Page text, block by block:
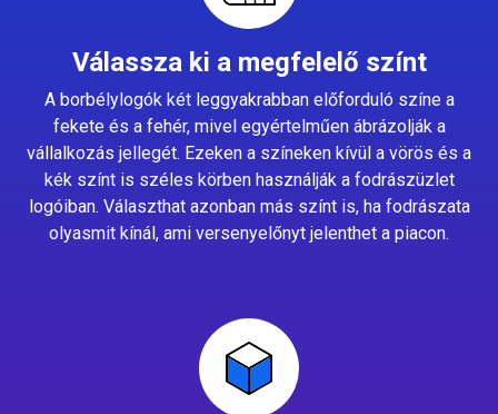
Válassza ki a megfelelő színt
A borbélylogók két leggyakrabban előforduló színe a
fekete és a fehér, mivel egyértelműen ábrázolják a
vállalkozás jellegét. Ezeken a színeken kívül a vörös és a
kék színt is széles körben használják a fodrászüzlet
logóiban. Választhat azonban más színt is, ha fodrászata
olyasmit kínál, ami versenyelőnyt jelenthet a piacon.